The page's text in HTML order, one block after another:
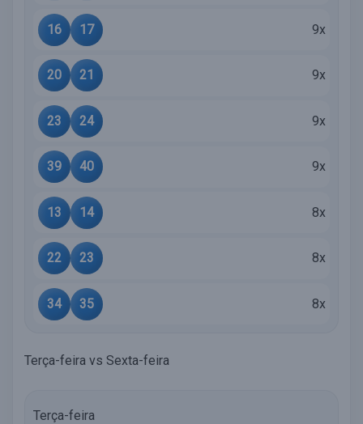
16 17 9x
20 21 9x
23 24 9x
39 40 9x
13 14 8x
22 23 8x
34 35 8x
Terça-feira vs Sexta-feira
Terça-feira